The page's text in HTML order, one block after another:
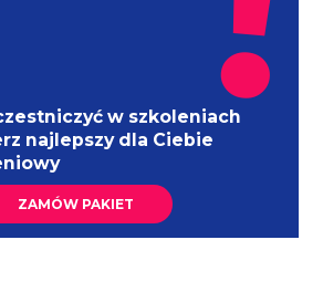
w szkoleniach
najlepszy dla Ciebie
ZAMÓW PAKIET